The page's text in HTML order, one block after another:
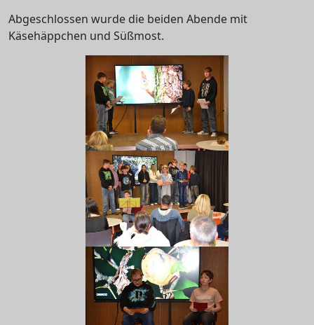
Abgeschlossen wurde die beiden Abende mit
Käsehäppchen und Süßmost.